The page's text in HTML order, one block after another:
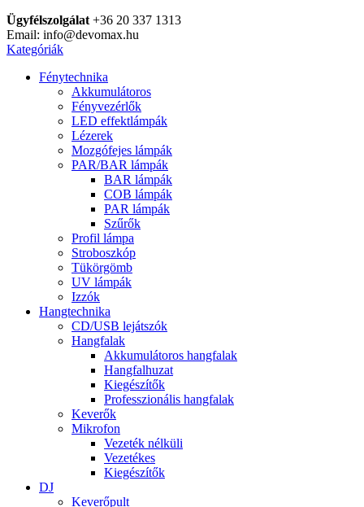
Ügyfélszolgálat +36 20 337 1313
Email: info@devomax.hu
Kategóriák
Fénytechnika
Akkumulátoros
Fényvezérlők
LED effektlámpák
Lézerek
Mozgófejes lámpák
PAR/BAR lámpák
BAR lámpák
COB lámpák
PAR lámpák
Szűrők
Profil lámpa
Stroboszkóp
Tükörgömb
UV lámpák
Izzók
Hangtechnika
CD/USB lejátszók
Hangfalak
Akkumulátoros hangfalak
Hangfalhuzat
Kiegészítők
Professzionális hangfalak
Keverők
Mikrofon
Vezeték nélküli
Vezetékes
Kiegészítők
DJ
Keverőpult